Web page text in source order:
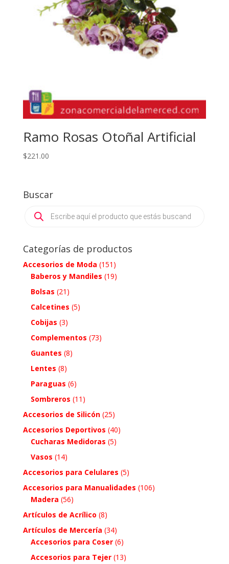
Ramo Rosas Otoñal Artificial
$221.00
Buscar
search
Categorías de productos
Accesorios de Moda (151)
Baberos y Mandiles (19)
Bolsas (21)
Calcetines (5)
Cobijas (3)
Complementos (73)
Guantes (8)
Lentes (8)
Paraguas (6)
Sombreros (11)
Accesorios de Silicón (25)
Accesorios Deportivos (40)
Cucharas Medidoras (5)
Vasos (14)
Accesorios para Celulares (5)
Accesorios para Manualidades (106)
Madera (56)
Artículos de Acrílico (8)
Artículos de Mercería (34)
Accesorios para Coser (6)
Accesorios para Tejer (13)